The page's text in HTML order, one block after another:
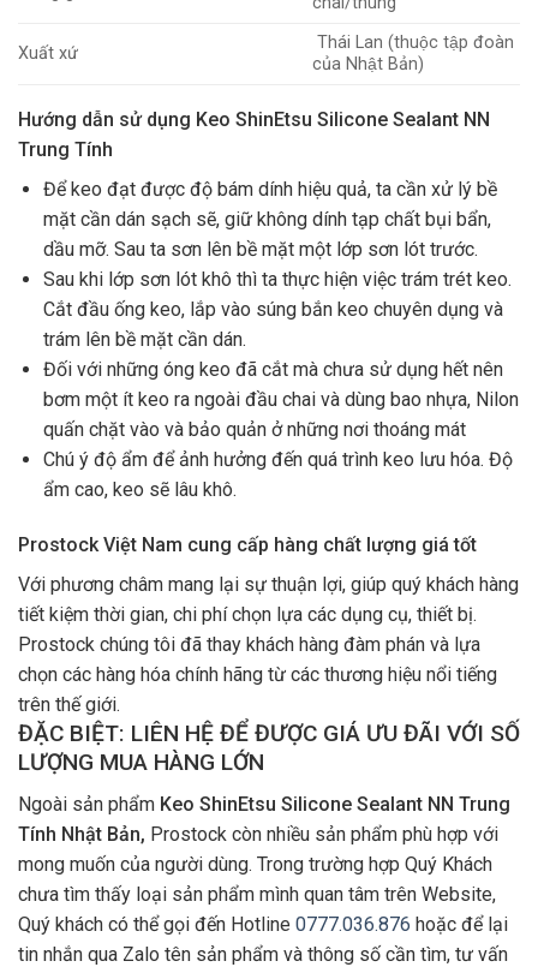
Xuất xứ
Thái Lan (thuộc tập đoàn
của Nhật Bản)
Hướng dẫn sử dụng Keo ShinEtsu Silicone Sealant NN
Trung Tính
Để keo đạt được độ bám dính hiệu quả, ta cần xử lý bề
mặt cần dán sạch sẽ, giữ không dính tạp chất bụi bẩn,
dầu mỡ. Sau ta sơn lên bề mặt một lớp sơn lót trước.
Sau khi lớp sơn lót khô thì ta thực hiện việc trám trét keo.
Cắt đầu ống keo, lắp vào súng bắn keo chuyên dụng và
trám lên bề mặt cần dán.
Đối với những óng keo đã cắt mà chưa sử dụng hết nên
bơm một ít keo ra ngoài đầu chai và dùng bao nhựa, Nilon
quấn chặt vào và bảo quản ở những nơi thoáng mát
Chú ý độ ẩm để ảnh hưởng đến quá trình keo lưu hóa. Độ
ẩm cao, keo sẽ lâu khô.
Prostock Việt Nam cung cấp hàng chất lượng giá tốt
Với phương châm mang lại sự thuận lợi, giúp quý khách hàng
tiết kiệm thời gian, chi phí chọn lựa các dụng cụ, thiết bị.
Prostock chúng tôi đã thay khách hàng đàm phán và lựa
chọn các hàng hóa chính hãng từ các thương hiệu nổi tiếng
trên thế giới.
ĐẶC BIỆT: LIÊN HỆ ĐỂ ĐƯỢC GIÁ ƯU ĐÃI VỚI SỐ
LƯỢNG MUA HÀNG LỚN
Ngoài sản phẩm Keo ShinEtsu Silicone Sealant NN Trung
Tính Nhật Bản, Prostock còn nhiều sản phẩm phù hợp với
mong muốn của người dùng. Trong trường hợp Quý Khách
chưa tìm thấy loại sản phẩm mình quan tâm trên Website,
Quý khách có thể gọi đến Hotline 0777.036.876 hoặc để lại
tin nhắn qua Zalo tên sản phẩm và thông số cần tìm, tư vấn